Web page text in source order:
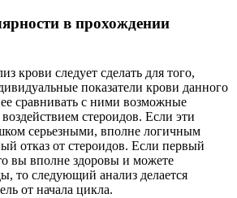
в прохождении
крови следует сделать для того,
показатели крови данного
сравнивать с ними возможные
стероидов. Если эти
серьезными, вполне логичным
отказ от стероидов. Если первый
вы вполне здоровы и можете
то следующий анализ делается
от начала цикла.